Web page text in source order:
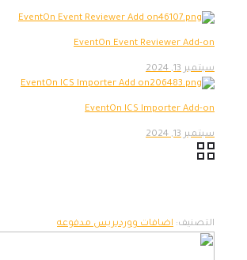
EventOn Event Reviewer Add-on
سبتمبر 13, 2024
EventOn ICS Importer Add-on
سبتمبر 13, 2024
التصنيف: اضافات ووردبريس مدفوعه